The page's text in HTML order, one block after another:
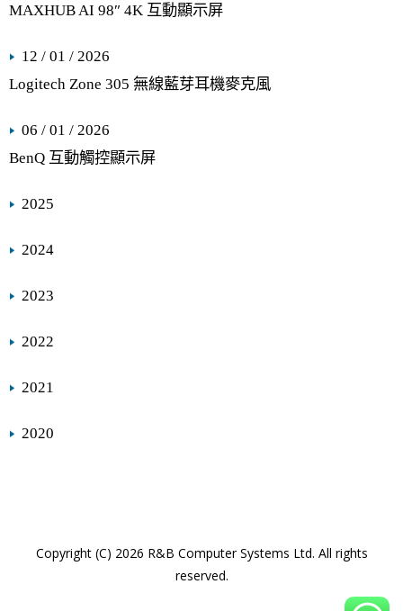
MAXHUB AI 98″ 4K 互動顯示屏
12 / 01 / 2026
Logitech Zone 305 無線藍芽耳機麥克風
06 / 01 / 2026
BenQ 互動觸控顯示屏
2025
2024
2023
2022
2021
2020
Copyright (C) 2026 R&B Computer Systems Ltd. All rights
reserved.